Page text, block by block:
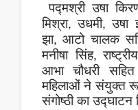
पद्मश्री उषा
मिश्रा,उधमी,उषा
झा,आटो चालक
मनीषा सिंह,
आभा चौधरी
महिलाओं ने संयुक्त
संगोष्ठी का उद्घाटन